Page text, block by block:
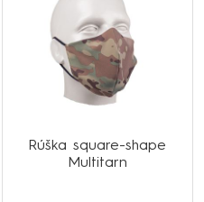
Rúška square-shape
Multitarn